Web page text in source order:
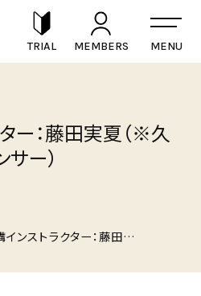
TRIAL MEMBERS
ー：藤田実夏（※久
ー）
代講インストラクター：藤田実夏（※久次亜希子推薦ダンサー）